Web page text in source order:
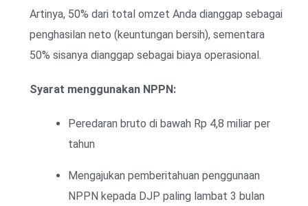
Artinya, 50% dari total omzet Anda dianggap sebagai
penghasilan neto (keuntungan bersih), sementara
50% sisanya dianggap sebagai biaya operasional.
Syarat menggunakan NPPN:
Peredaran bruto di bawah Rp 4,8 miliar per
tahun
Mengajukan pemberitahuan penggunaan
NPPN kepada DJP paling lambat 3 bulan